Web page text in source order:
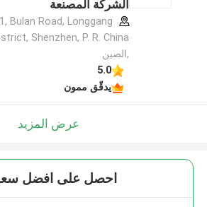
الشركة المصنعة
Bulan Road, Longgang
,الصين
5.0
يدقّق ممون
عرض المزيد
احصل على افضل